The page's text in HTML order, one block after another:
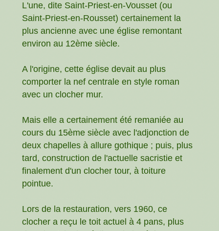
L'une, dite Saint-Priest-en-Vousset (ou
Saint-Priest-en-Rousset) certainement la
plus ancienne avec une église remontant
environ au 12ème siècle.
A l'origine, cette église devait au plus
comporter la nef centrale en style roman
avec un clocher mur.
Mais elle a certainement été remaniée au
cours du 15ème siècle avec l'adjonction de
deux chapelles à allure gothique ; puis, plus
tard, construction de l'actuelle sacristie et
finalement d'un clocher tour, à toiture
pointue.
Lors de la restauration, vers 1960, ce
clocher a reçu le toit actuel à 4 pans, plus